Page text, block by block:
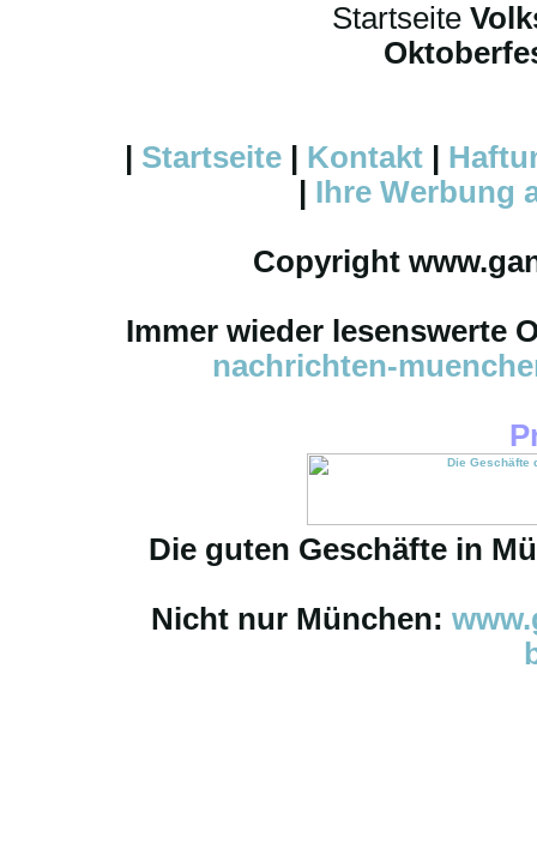
Startseite
Startseite Kontakt
Ihre Werbung
Copyright
Immer wieder lesenswerte
nachrichten-
Die guten Geschäfte in
Nicht nur München: